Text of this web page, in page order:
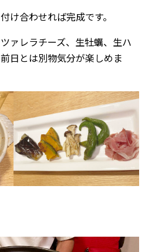
け合わせれば完成です。
ァレラチーズ、生牡蠣、生ハ
日とは別物気分が楽しめま